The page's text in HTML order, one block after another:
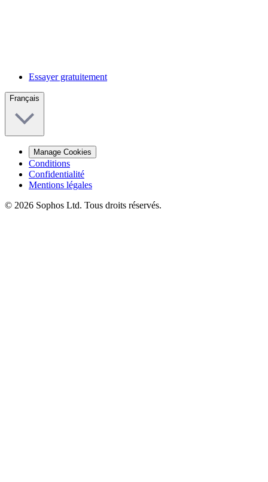
Essayer gratuitement
Français
Manage Cookies
Conditions
Confidentialité
Mentions légales
© 2026 Sophos Ltd. Tous droits réservés.